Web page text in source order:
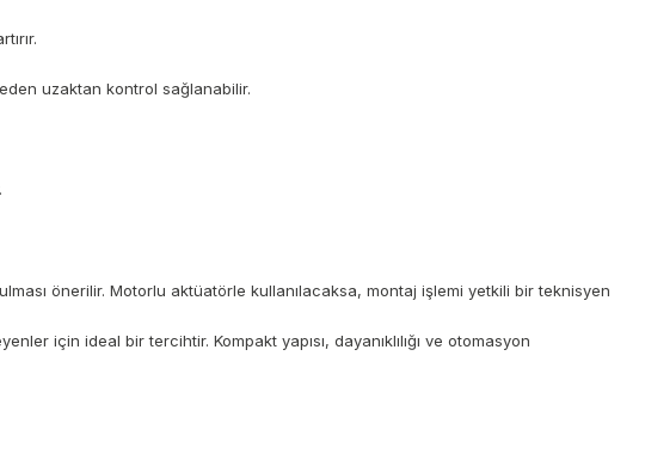
uzaktan kontrol sağlanabilir.
önerilir. Motorlu aktüatörle kullanılacaksa, montaj işlemi yetkili bir teknisyen
için ideal bir tercihtir. Kompakt yapısı, dayanıklılığı ve otomasyon